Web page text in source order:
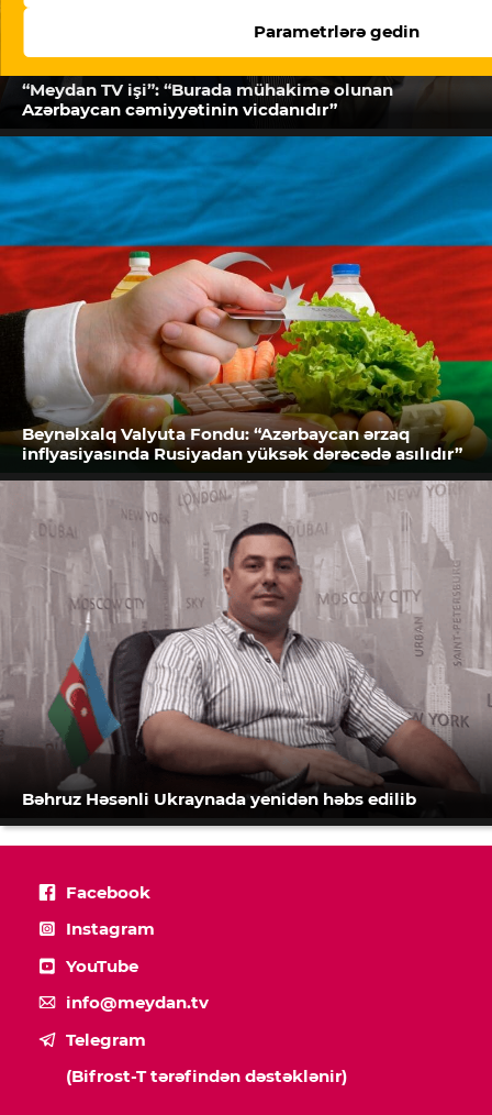
Parametrlərə gedin
“Meydan TV işi”: “Burada mühakimə olunan
Azərbaycan cəmiyyətinin vicdanıdır”
Beynəlxalq Valyuta Fondu: “Azərbaycan ərzaq
inflyasiyasında Rusiyadan yüksək dərəcədə asılıdır”
Bəhruz Həsənli Ukraynada yenidən həbs edilib
Facebook
Instagram
YouTube
info@meydan.tv
Telegram
(Bifrost-T tərəfindən dəstəklənir)